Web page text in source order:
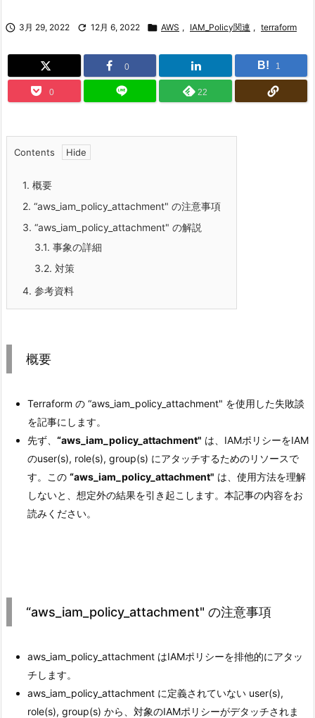
 3月 29, 2022  12月 6, 2022  AWS , IAM_Policy関連 , terraform
0 B! 1
0 22
Contents
1. 概要
2. “aws_iam_policy_attachment" の注意事項
3. “aws_iam_policy_attachment" の解説
3.1. 事象の詳細
3.2. 対策
4. 参考資料
概要
Terraform の “aws_iam_policy_attachment" を使用した失敗談
を記事にします。
先ず、 “aws_iam_policy_attachment" は、IAMポリシーをIAM
のuser(s), role(s), group(s) にアタッチするためのリソースで
す。この “aws_iam_policy_attachment" は、使用方法を理解
しないと、想定外の結果を引き起こします。本記事の内容をお
読みください。
“aws_iam_policy_attachment" の注意事項
aws_iam_policy_attachment はIAMポリシーを排他的にアタッ
チします。
aws_iam_policy_attachment に定義されていない user(s),
role(s), group(s) から、対象のIAMポリシーがデタッチされま